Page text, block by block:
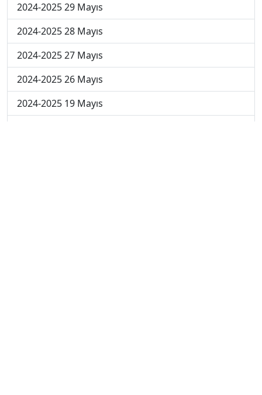
2024-2025 29 Mayıs
2024-2025 28 Mayıs
2024-2025 27 Mayıs
2024-2025 26 Mayıs
2024-2025 19 Mayıs